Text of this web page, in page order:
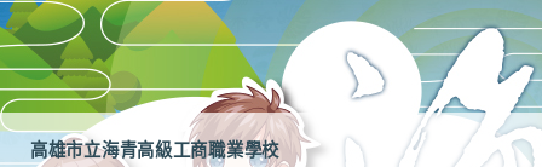
高雄市立海青高級工商職業學校